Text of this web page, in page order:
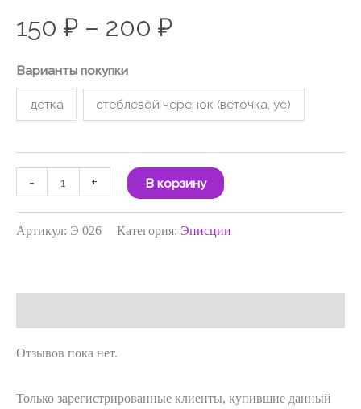
150 ₽ – 200 ₽
Варианты покупки
детка стеблевой черенок (веточка, ус)
- + В корзину
Артикул: Э 026 Категория: Эписции
Отзывов пока нет.
Только зарегистрированные клиенты, купившие данный